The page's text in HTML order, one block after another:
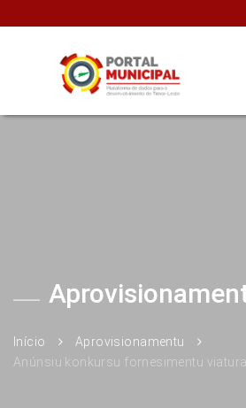
Início
Aprovisionamentu
Anúnsiu konkursu fornesimentu